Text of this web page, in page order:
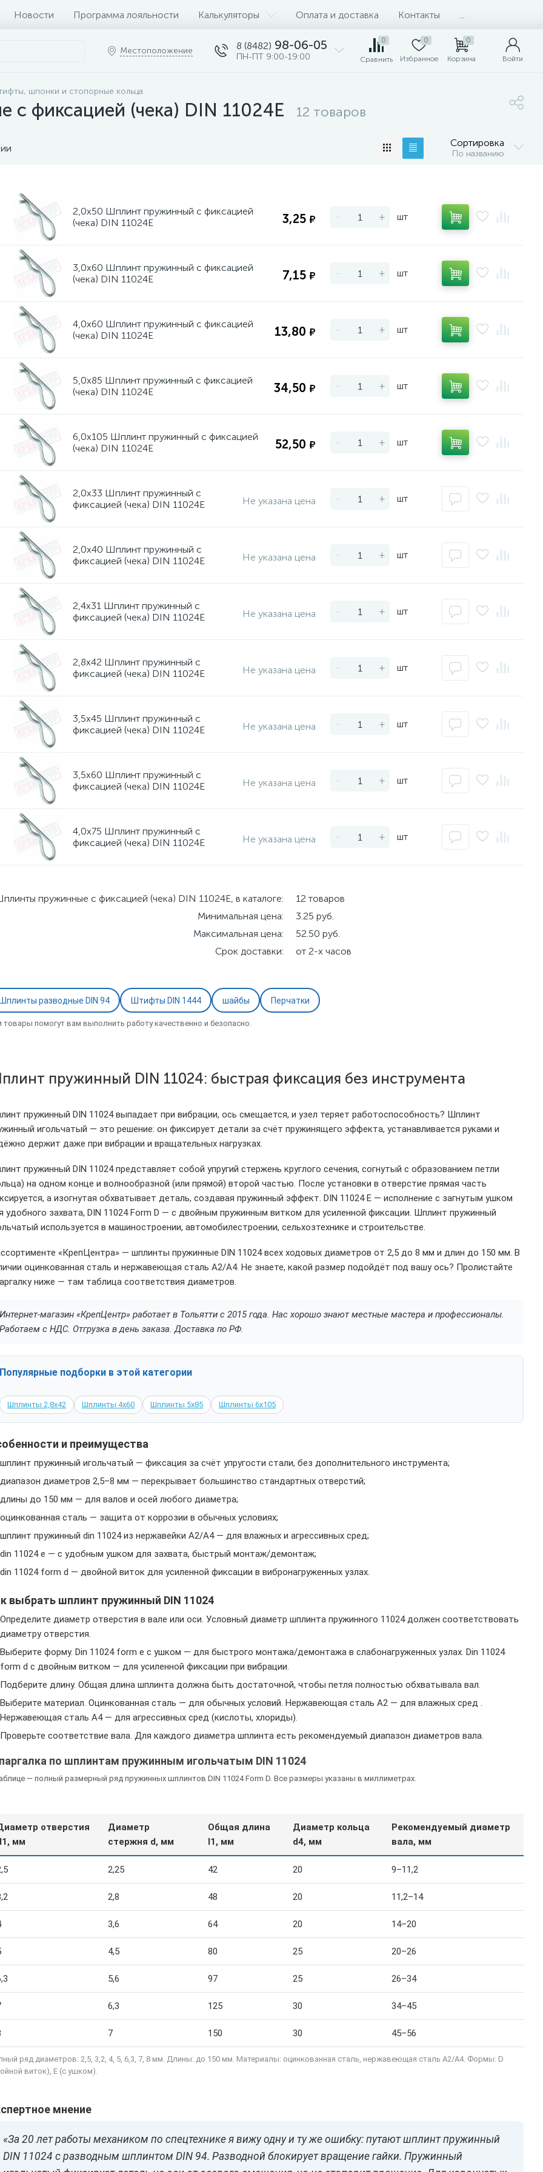
Новости Программа лояльности Калькуляторы Оплата и доставка Контакты
Местоположение 8 (8482) 98-06-05
ПН-ПТ 9:00-19:00
0
Сравнить
0
Избранное
0
Корзина Войти
шпонки и стопорные кольца
фиксацией (чека) DIN 11024E 12 товаров
Сортировка
По названию
2,0х50 Шплинт пружинный с фиксацией
(чека) DIN 11024E
3,25 ₽ - + шт
3,0х60 Шплинт пружинный с фиксацией
(чека) DIN 11024E
7,15 ₽ - + шт
4,0х60 Шплинт пружинный с фиксацией
(чека) DIN 11024E
13,80 ₽ - + шт
5,0х85 Шплинт пружинный с фиксацией
(чека) DIN 11024E
34,50 ₽ - + шт
6,0х105 Шплинт пружинный с фиксацией
(чека) DIN 11024E
52,50 ₽ - + шт
2,0х33 Шплинт пружинный с
фиксацией (чека) DIN 11024E
Не указана цена - + шт
2,0х40 Шплинт пружинный с
фиксацией (чека) DIN 11024E
Не указана цена - + шт
2,4х31 Шплинт пружинный с
фиксацией (чека) DIN 11024E
Не указана цена - + шт
2,8х42 Шплинт пружинный с
фиксацией (чека) DIN 11024E
Не указана цена - + шт
3,5х45 Шплинт пружинный с
фиксацией (чека) DIN 11024E
Не указана цена - + шт
3,5х60 Шплинт пружинный с
фиксацией (чека) DIN 11024E
Не указана цена - + шт
4,0х75 Шплинт пружинный с
фиксацией (чека) DIN 11024E
Не указана цена - + шт
пружинные с фиксацией (чека) DIN 11024E, в каталоге:
12 товаров
Минимальная цена:
3.25 руб.
Максимальная цена:
52.50 руб.
Срок доставки:
от 2-х часов
разводные DIN 94 Штифты DIN 1444 шайбы Перчатки
товары помогут вам выполнить работу качественно и безопасно.
пружинный DIN 11024: быстрая фиксация без инструмента
пружинный DIN 11024 выпадает при вибрации, ось смещается, и узел теряет работоспособность? Шплинт
игольчатый — это решение: он фиксирует детали за счёт пружинящего эффекта, устанавливается руками и
держит даже при вибрации и вращательных нагрузках.
пружинный DIN 11024 представляет собой упругий стержень круглого сечения, согнутый с образованием петли
на одном конце и волнообразной (или прямой) второй частью. После установки в отверстие прямая часть
а изогнутая обхватывает деталь, создавая пружинный эффект. DIN 11024 E — исполнение с загнутым ушком
удобного захвата, DIN 11024 Form D — с двойным пружинным витком для усиленной фиксации. Шплинт пружинный
используется в машиностроении, автомобилестроении, сельхозтехнике и строительстве.
«КрепЦентра» — шплинты пружинные DIN 11024 всех ходовых диаметров от 2,5 до 8 мм и длин до 150 мм. В
оцинкованная сталь и нержавеющая сталь A2/A4. Не знаете, какой размер подойдёт под вашу ось? Пролистайте
ниже — там таблица соответствия диаметров.
Интернет-магазин «КрепЦентр» работает в Тольятти с 2015 года. Нас хорошо знают местные мастера и профессионалы.
Работаем с НДС. Отгрузка в день заказа. Доставка по РФ.
Популярные подборки в этой категории
Шплинты 2,8х42 Шплинты 4х60 Шплинты 5х85 Шплинты 6х105
и преимущества
шплинт пружинный игольчатый — фиксация за счёт упругости стали, без дополнительного инструмента;
диапазон диаметров 2,5–8 мм — перекрывает большинство стандартных отверстий;
длины до 150 мм — для валов и осей любого диаметра;
оцинкованная сталь — защита от коррозии в обычных условиях;
шплинт пружинный din 11024 из нержавейки A2/A4 — для влажных и агрессивных сред;
din 11024 e — с удобным ушком для захвата, быстрый монтаж/демонтаж;
din 11024 form d — двойной виток для усиленной фиксации в вибронагруженных узлах.
выбрать шплинт пружинный DIN 11024
Определите диаметр отверстия в вале или оси. Условный диаметр шплинта пружинного 11024 должен соответствовать
диаметру отверстия.
Выберите форму. Din 11024 form e с ушком — для быстрого монтажа/демонтажа в слабонагруженных узлах. Din 11024
form d с двойным витком — для усиленной фиксации при вибрации.
Подберите длину. Общая длина шплинта должна быть достаточной, чтобы петля полностью обхватывала вал.
Выберите материал. Оцинкованная сталь — для обычных условий. Нержавеющая сталь A2 — для влажных сред .
Нержавеющая сталь A4 — для агрессивных сред (кислоты, хлориды).
Проверьте соответствие вала. Для каждого диаметра шплинта есть рекомендуемый диапазон диаметров вала.
по шплинтам пружинным игольчатым DIN 11024
— полный размерный ряд пружинных шплинтов DIN 11024 Form D. Все размеры указаны в миллиметрах.
отверстия
мм
Диаметр
стержня d, мм
Общая длина
l1, мм
Диаметр кольца
d4, мм
Рекомендуемый диаметр
вала, мм
2,25 42 20 9–11,2
2,8 48 20 11,2–14
3,6 64 20 14–20
4,5 80 25 20–26
5,6 97 25 26–34
6,3 125 30 34–45
7 150 30 45–56
ряд диаметров: 2,5, 3,2, 4, 5, 6,3, 7, 8 мм. Длины: до 150 мм. Материалы: оцинкованная сталь, нержавеющая сталь A2/A4. Формы: D
виток), E (с ушком).
мнение
«За 20 лет работы механиком по спецтехнике я вижу одну и ту же ошибку: путают шплинт пружинный
DIN 11024 с разводным шплинтом DIN 94. Разводной блокирует вращение гайки. Пружинный